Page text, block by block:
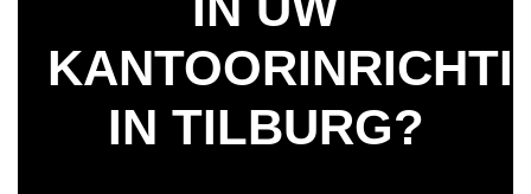
IN TILBURG?